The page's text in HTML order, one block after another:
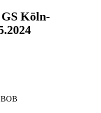
GS Köln-